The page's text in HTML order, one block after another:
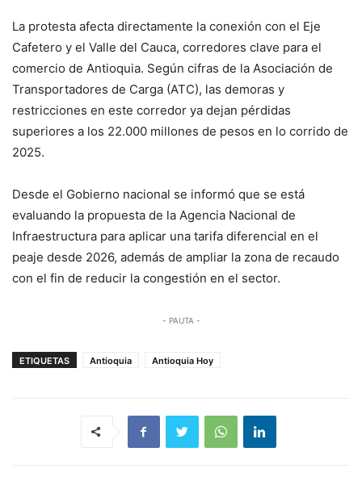
La protesta afecta directamente la conexión con el Eje
Cafetero y el Valle del Cauca, corredores clave para el
comercio de Antioquia. Según cifras de la Asociación de
Transportadores de Carga (ATC), las demoras y
restricciones en este corredor ya dejan pérdidas
superiores a los 22.000 millones de pesos en lo corrido de
2025.
Desde el Gobierno nacional se informó que se está
evaluando la propuesta de la Agencia Nacional de
Infraestructura para aplicar una tarifa diferencial en el
peaje desde 2026, además de ampliar la zona de recaudo
con el fin de reducir la congestión en el sector.
- PAUTA -
ETIQUETAS Antioquia Antioquia Hoy